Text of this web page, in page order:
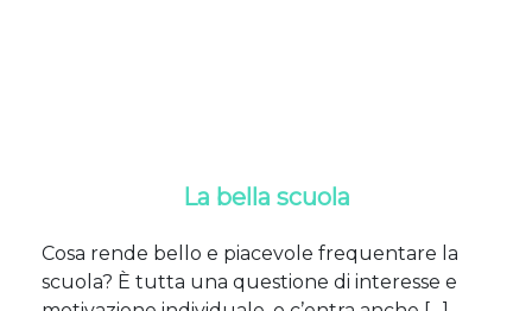
La bella scuola
Cosa rende bello e piacevole frequentare la
scuola? È tutta una questione di interesse e